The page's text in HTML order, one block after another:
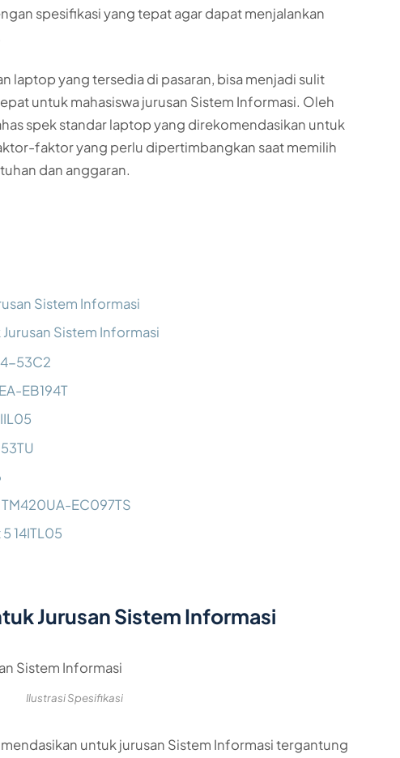
spesifikasi yang tepat agar dapat menjalankan
laptop yang tersedia di pasaran, bisa menjadi sulit
untuk mahasiswa jurusan Sistem Informasi. Oleh
spek standar laptop yang direkomendasikan untuk
faktor yang perlu dipertimbangkan saat memilih
dan anggaran.
Sistem Informasi
Sistem Informasi
53C2
EB194T
EC097TS
14ITL05
Jurusan Sistem Informasi
Ilustrasi Spesifikasi
untuk jurusan Sistem Informasi tergantung